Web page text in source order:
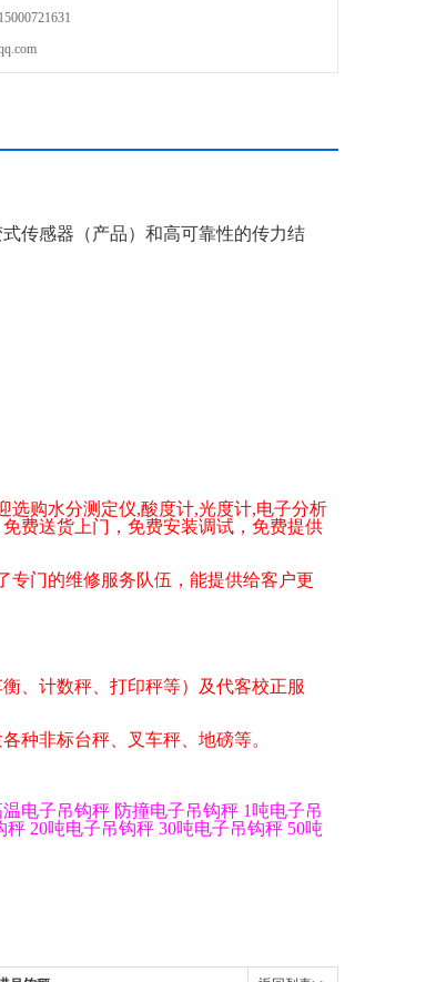
传感器（产品）和高可靠性的传力结
选购水分测定仪,酸度计,光度计,电子分析
免费送货上门，免费安装调试，免费提供
门的维修服务队伍，能提供给客户更
、计数秤、打印秤等）及代客校正服
种非标台秤、叉车秤、地磅等。
电子吊钩秤 防撞电子吊钩秤 1 吨电子吊
秤 20吨电子吊钩秤 30吨电子吊钩秤 50吨